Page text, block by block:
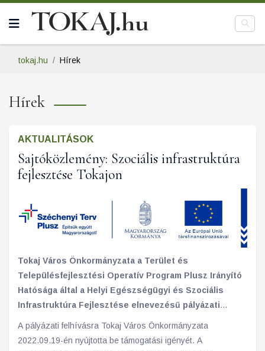
tokaj.hu Hírek
Hírek
AKTUALITÁSOK
Sajtóközlemény: Szociális infrastruktúra
fejlesztése Tokajon
Tokaj Város Önkormányzata a Terület és
Településfejlesztési Operatív Program Plusz Irányító
Hatósága által a Helyi Egészségügyi és Szociális
Infrastruktúra Fejlesztése elnevezésű pályázati
konstrukcióban 123,33 millió forint európai uniós
A pályázati felhívásra Tokaj Város Önkormányzata
2022.09.19-én nyújtotta be támogatási igényét. A